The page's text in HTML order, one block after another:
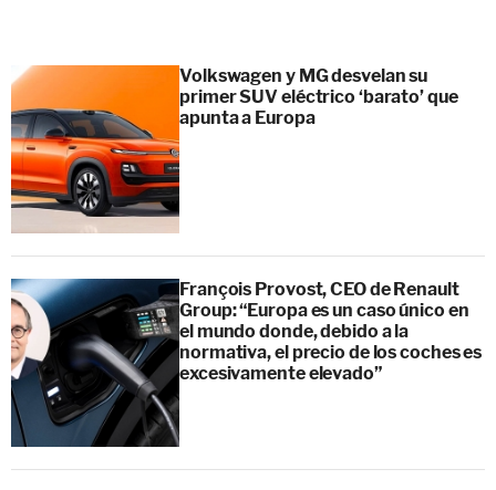
Volkswagen y MG desvelan su
primer SUV eléctrico ‘barato’ que
apunta a Europa
François Provost, CEO de Renault
Group: “Europa es un caso único en
el mundo donde, debido a la
normativa, el precio de los coches es
excesivamente elevado”